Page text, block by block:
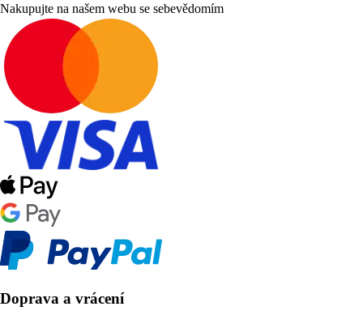
Nakupujte na našem webu se sebevědomím
Doprava a vrácení